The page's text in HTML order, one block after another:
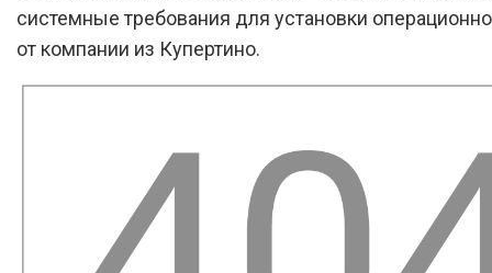
системные требования для установки
от компании из Купертино.